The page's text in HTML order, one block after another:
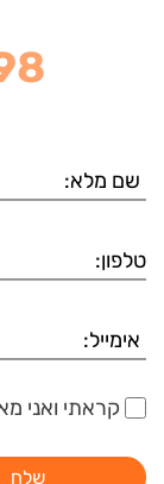
קראתי ואני